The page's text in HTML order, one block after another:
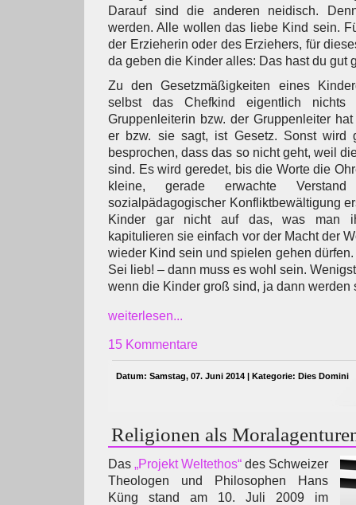
Darauf sind die anderen neidisch.
werden. Alle wollen das liebe Kind sein.
der Erzieherin oder des Erziehers, für
da geben die Kinder alles: Das hast du gut
Zu den Gesetzmäßigkeiten eines
selbst das Chefkind eigentlich
Gruppenleiterin bzw. der Gruppenleiter
er bzw. sie sagt, ist Gesetz. Sonst wird
besprochen, dass das so nicht geht, weil
sind. Es wird geredet, bis die Worte die
kleine, gerade erwachte
sozialpädagogischer Konfliktbewältigung
Kinder gar nicht auf das, was man
kapitulieren sie einfach vor der Macht der
wieder Kind sein und spielen gehen
Sei lieb! – dann muss es wohl sein.
wenn die Kinder groß sind, ja dann werden
weiterlesen...
15 Kommentare
Datum: Samstag, 07. Juni 2014 | Kategorie: Dies Domini
Religionen als
Das „Projekt Weltethos“ des Schweizer
Theologen und Philosophen Hans
Küng stand am 10. Juli 2009 im